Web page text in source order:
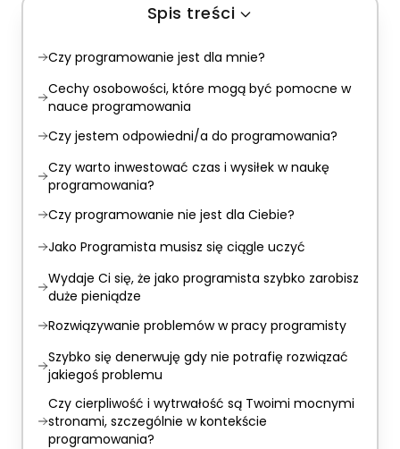
Spis treści
Czy programowanie jest dla mnie?
Cechy osobowości, które mogą być pomocne w
nauce programowania
Czy jestem odpowiedni/a do programowania?
Czy warto inwestować czas i wysiłek w naukę
programowania?
Czy programowanie nie jest dla Ciebie?
Jako Programista musisz się ciągle uczyć
Wydaje Ci się, że jako programista szybko zarobisz
duże pieniądze
Rozwiązywanie problemów w pracy programisty
Szybko się denerwuję gdy nie potrafię rozwiązać
jakiegoś problemu
Czy cierpliwość i wytrwałość są Twoimi mocnymi
stronami, szczególnie w kontekście
programowania?